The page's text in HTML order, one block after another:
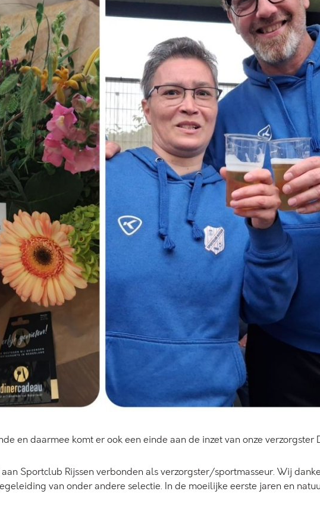
en daarmee komt er ook een einde aan de inzet van onze verzorgster
Sportclub Rijssen verbonden als verzorgster/sportmasseur. Wij
van onder andere selectie. In de moeilijke eerste jaren en